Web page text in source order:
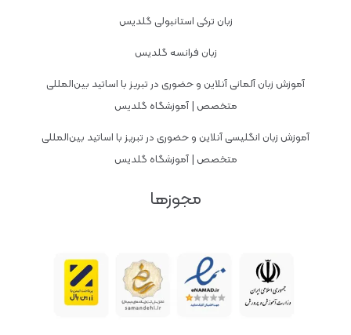
زبان ترکی استانبولی گلدیس
زبان فرانسه گلدیس
آموزش زبان آلمانی آنلاین و حضوری در تبریز با اساتید بین‌المللی
متخصص | آموزشگاه گلدیس
آموزش زبان انگلیسی آنلاین و حضوری در تبریز با اساتید بین‌المللی
متخصص | آموزشگاه گلدیس
مجوزها